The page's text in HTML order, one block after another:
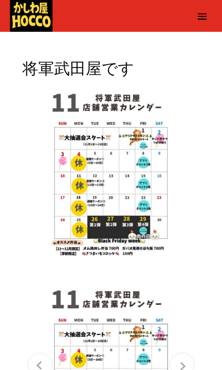
将軍武田屋です